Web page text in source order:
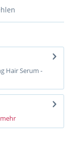
Hair Serum -
mehr